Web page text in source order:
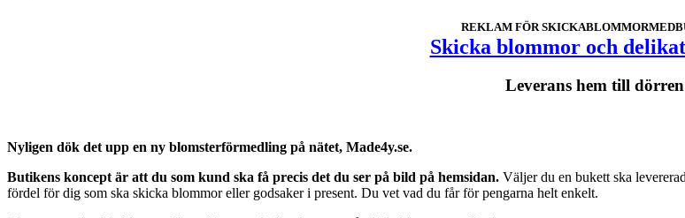
REKLAM FÖR
Skicka blommor och
Leverans hem till dörren
Nyligen dök det upp en ny blomsterförmedling på nätet, Made4y.se.
Butikens koncept är att du som kund ska få precis det du ser på bild på hemsidan. Väljer du en bukett ska
fördel för dig som ska skicka blommor eller godsaker i present. Du vet vad du får för pengarna helt enkelt.